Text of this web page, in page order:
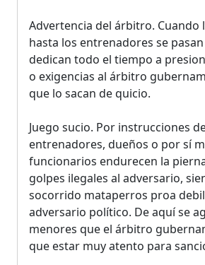
Advertencia del árbitro. Cuando
hasta los entrenadores se
dedican todo el tiempo a
o exigencias al árbitro
que lo sacan de quicio.
Juego sucio. Por instrucciones
entrenadores, dueños o por sí
funcionarios endurecen la
golpes ilegales al adversario,
socorrido mataperros proa
adversario político. De aquí se
menores que el árbitro
que estar muy atento para